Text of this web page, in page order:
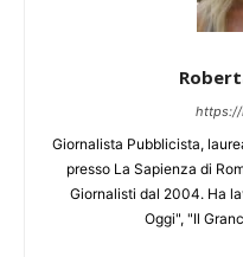
https://
Giornalista Pubblicista,
presso La Sapienza di
Giornalisti dal 2004. Ha
Oggi", "Il